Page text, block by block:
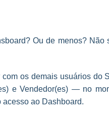
Ou de menos?
os demais usuários do
e Vendedor(es) — no
ao Dashboard.